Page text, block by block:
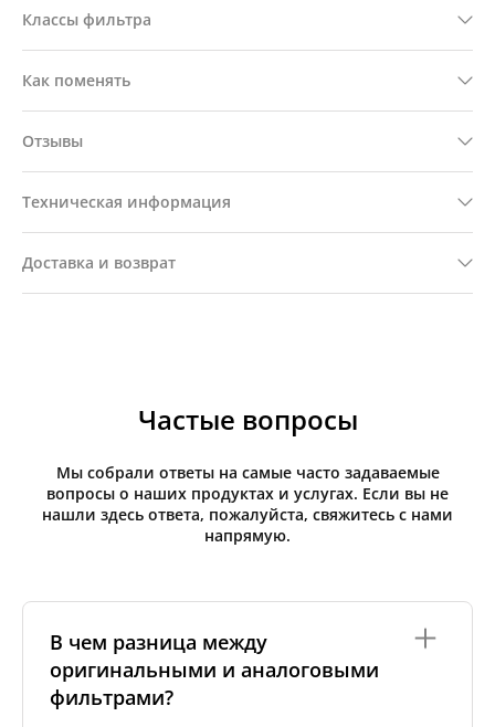
Классы фильтра
Как поменять
Отзывы
Техническая информация
Доставка и возврат
Частые вопросы
Мы собрали ответы на самые часто задаваемые
вопросы о наших продуктах и услугах. Если вы не
нашли здесь ответа, пожалуйста, свяжитесь с нами
напрямую.
В чем разница между
оригинальными и аналоговыми
фильтрами?